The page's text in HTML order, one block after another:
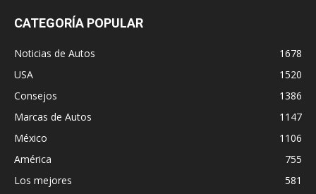
CATEGORÍA POPULAR
Noticias de Autos
1678
USA
1520
Consejos
1386
Marcas de Autos
1147
México
1106
América
755
Los mejores
581